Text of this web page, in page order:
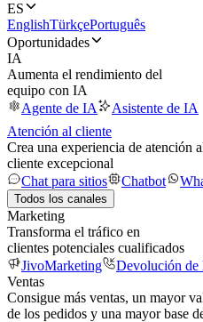
ES
EnglishTürkçePortuguês
Oportunidades
IA
Aumenta el rendimiento del
equipo con IA
Agente de IA
Asistente de IA
Atención al cliente
Crea una experiencia de atención
cliente excepcional
Chat para sitios
Chatbot
Todos los canales
Marketing
Transforma el tráfico en
clientes potenciales cualificados
JivoMarketing
Devolución de
Ventas
Consigue más ventas, un mayor
de los pedidos y una mayor base